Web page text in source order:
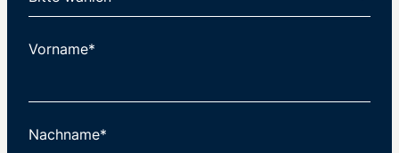
Vorname*
Nachname*